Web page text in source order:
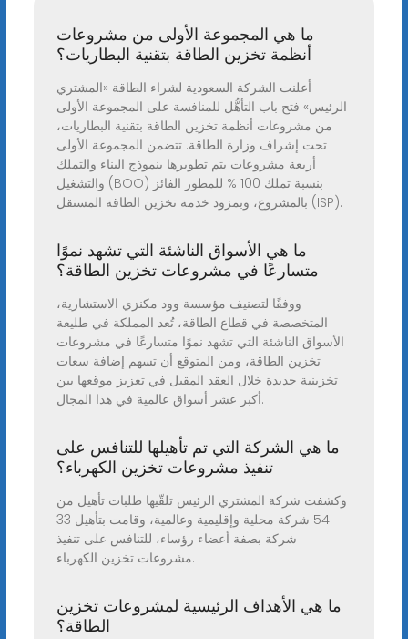
ما هي المجموعة الأولى من مشروعات
أنظمة تخزين الطاقة بتقنية البطاريات؟
أعلنت الشركة السعودية لشراء الطاقة «المشتري
الرئيس» فتح باب التأهُّل للمنافسة على المجموعة الأولى
من مشروعات أنظمة تخزين الطاقة بتقنية البطاريات،
تحت إشراف وزارة الطاقة. تتضمن المجموعة الأولى
أربعة مشروعات يتم تطويرها بنموذج البناء والتملك
والتشغيل (BOO) بنسبة تملك 100 % للمطور الفائز
بالمشروع، وبمزود خدمة تخزين الطاقة المستقل (ISP).
ما هي الأسواق الناشئة التي تشهد نموًا
متسارعًا في مشروعات تخزين الطاقة؟
ووفقًا لتصنيف مؤسسة وود مكنزي الاستشارية،
المتخصصة في قطاع الطاقة، تُعد المملكة في طليعة
الأسواق الناشئة التي تشهد نموًا متسارعًا في مشروعات
تخزين الطاقة، ومن المتوقع أن تسهم إضافة سعات
تخزينية جديدة خلال العقد المقبل في تعزيز موقعها بين
أكبر عشر أسواق عالمية في هذا المجال.
ما هي الشركة التي تم تأهيلها للتنافس على
تنفيذ مشروعات تخزين الكهرباء؟
وكشفت شركة المشتري الرئيس تلقّيها طلبات تأهيل من
54 شركة محلية وإقليمية وعالمية، وقامت بتأهيل 33
شركة بصفة أعضاء رؤساء، للتنافس على تنفيذ
مشروعات تخزين الكهرباء.
ما هي الأهداف الرئيسية لمشروعات تخزين
الطاقة؟